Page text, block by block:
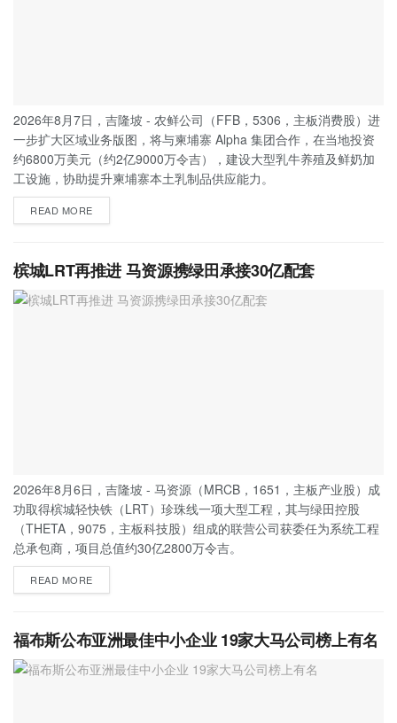
2026年8月7日，吉隆坡 - 农鲜公司（FFB，5306，主板消费股）进
一步扩大区域业务版图，将与柬埔寨 Alpha 集团合作，在当地投资
约6800万美元（约2亿9000万令吉），建设大型乳牛养殖及鲜奶加
工设施，协助提升柬埔寨本土乳制品供应能力。
READ MORE
槟城LRT再推进 马资源携绿田承接30亿配套
2026年8月6日，吉隆坡 - 马资源（MRCB，1651，主板产业股）成
功取得槟城轻快铁（LRT）珍珠线一项大型工程，其与绿田控股
（THETA，9075，主板科技股）组成的联营公司获委任为系统工程
总承包商，项目总值约30亿2800万令吉。
READ MORE
福布斯公布亚洲最佳中小企业 19家大马公司榜上有名